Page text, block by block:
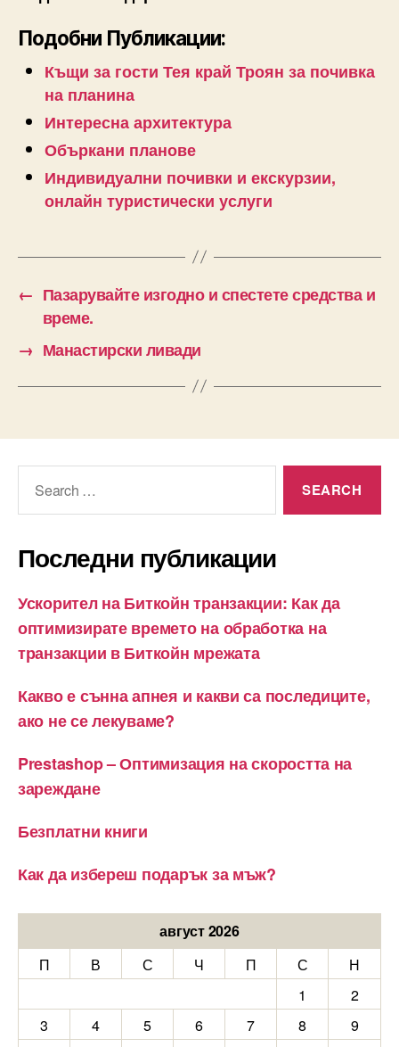
Подобни Публикации:
Къщи за гости Тея край Троян за почивка
на планина
Интересна архитектура
Объркани планове
Индивидуални почивки и екскурзии,
онлайн туристически услуги
← Пазарувайте изгодно и спестете средства и
време.
→ Манастирски ливади
Последни публикации
Ускорител на Биткойн транзакции: Как да
оптимизирате времето на обработка на
транзакции в Биткойн мрежата
Какво е сънна апнея и какви са последиците,
ако не се лекуваме?
Prestashop – Оптимизация на скоростта на
зареждане
Безплатни книги
Как да избереш подарък за мъж?
август 2026
П
В С Ч П С
Н
1
2
3
4 5 6 7 8
9